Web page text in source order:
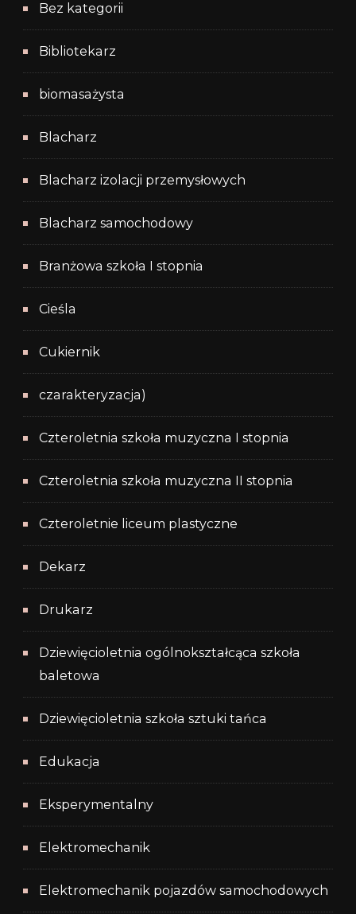
Bez kategorii
Bibliotekarz
biomasażysta
Blacharz
Blacharz izolacji przemysłowych
Blacharz samochodowy
Branżowa szkoła I stopnia
Cieśla
Cukiernik
czarakteryzacja)
Czteroletnia szkoła muzyczna I stopnia
Czteroletnia szkoła muzyczna II stopnia
Czteroletnie liceum plastyczne
Dekarz
Drukarz
Dziewięcioletnia ogólnokształcąca szkoła
baletowa
Dziewięcioletnia szkoła sztuki tańca
Edukacja
Eksperymentalny
Elektromechanik
Elektromechanik pojazdów samochodowych